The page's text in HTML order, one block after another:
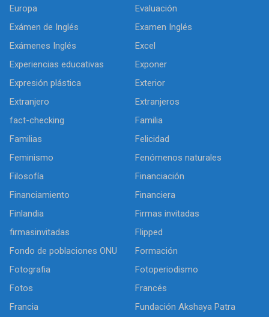
Europa
Evaluación
Exámen de Inglés
Examen Inglés
Exámenes Inglés
Excel
Experiencias educativas
Exponer
Expresión plástica
Exterior
Extranjero
Extranjeros
fact-checking
Familia
Familias
Felicidad
Feminismo
Fenómenos naturales
Filosofía
Financiación
Financiamiento
Financiera
Finlandia
Firmas invitadas
firmasinvitadas
Flipped
Fondo de poblaciones ONU
Formación
Fotografia
Fotoperiodismo
Fotos
Francés
Francia
Fundación Akshaya Patra